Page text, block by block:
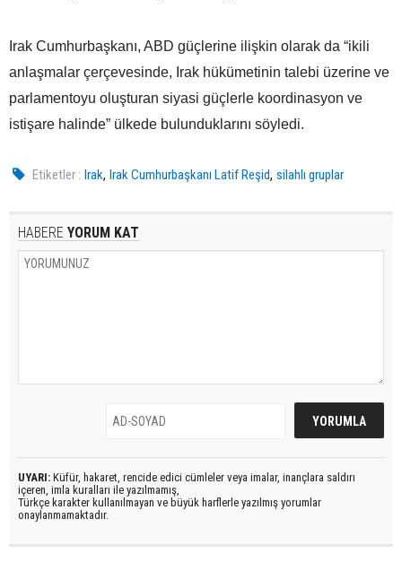
Irak Cumhurbaşkanı, ABD güçlerine ilişkin olarak da “ikili
anlaşmalar çerçevesinde, Irak hükümetinin talebi üzerine ve
parlamentoyu oluşturan siyasi güçlerle koordinasyon ve
istişare halinde” ülkede bulunduklarını söyledi.
Etiketler : Irak,Irak Cumhurbaşkanı Latif Reşid,silahlı gruplar
HABERE YORUM KAT
UYARI: Küfür, hakaret, rencide edici cümleler veya imalar, inançlara saldırı
içeren, imla kuralları ile yazılmamış,
Türkçe karakter kullanılmayan ve büyük harflerle yazılmış yorumlar
onaylanmamaktadır.